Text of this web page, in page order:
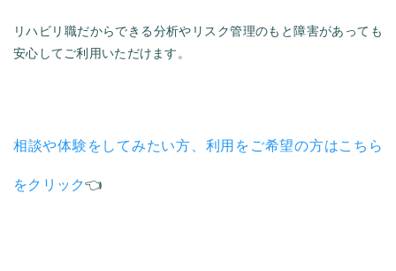
リハビリ職だからできる分析やリスク管理のもと障害があっても
安心してご利用いただけます。
相談や体験をしてみたい方、利用をご希望の方はこちら
をクリック👈